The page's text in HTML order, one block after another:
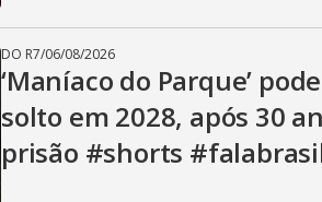
DO R7/06/08/2026
‘Maníaco do Parque’
solto em 2028, após 30
prisão #shorts